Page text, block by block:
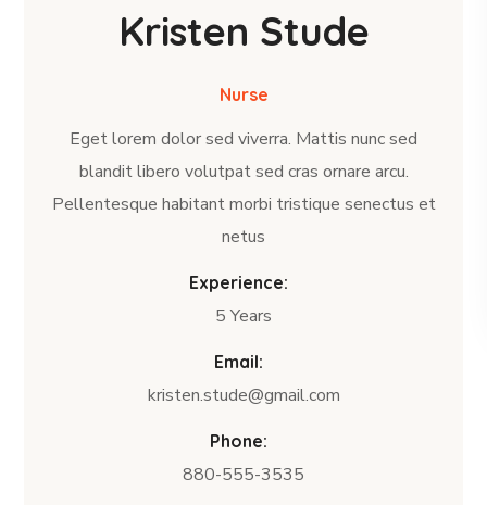
Kristen Stude
Nurse
Eget lorem dolor sed viverra. Mattis nunc sed
blandit libero volutpat sed cras ornare arcu.
Pellentesque habitant morbi tristique senectus et
netus
Experience:
5 Years
Email:
kristen.stude@gmail.com
Phone:
880-555-3535